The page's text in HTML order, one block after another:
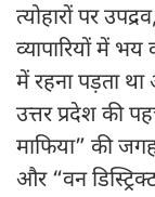
त्योहारों पर
व्यापारियों में भय
में रहना पड़ता
उत्तर प्रदेश की
माफिया” की
और “वन